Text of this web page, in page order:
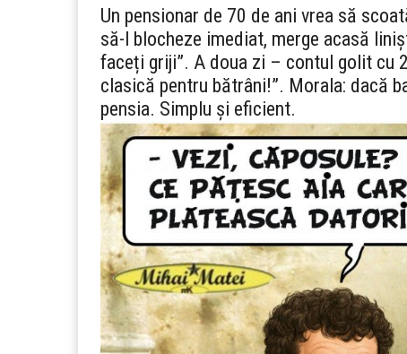
Un pensionar de 70 de ani vrea să
să-l blocheze imediat, merge acasă
faceți griji”. A doua zi – contul golit cu
clasică pentru bătrâni!”. Morala: dacă
pensia. Simplu și eficient.